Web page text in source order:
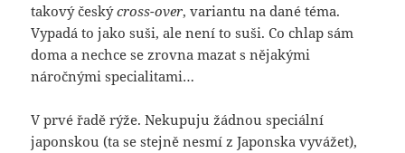
takový českýcross-over, variantu na dané téma.
Vypadá to jako suši, ale není to suši. Co chlap sám
doma a nechce se zrovna mazat s nějakými
náročnými specialitami…
V prvé řadě rýže. Nekupuju žádnou speciální
japonskou (ta se stejně nesmí z Japonska vyvážet),